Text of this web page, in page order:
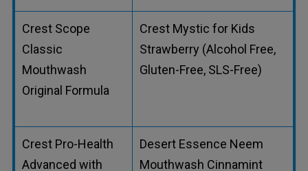
Crest Scope
Classic
Mouthwash
Original Formula
Crest Mystic for Kids
Strawberry (Alcohol Free,
Gluten-Free, SLS-Free)
Crest Pro-Health
Advanced with
Desert Essence Neem
Mouthwash Cinnamint